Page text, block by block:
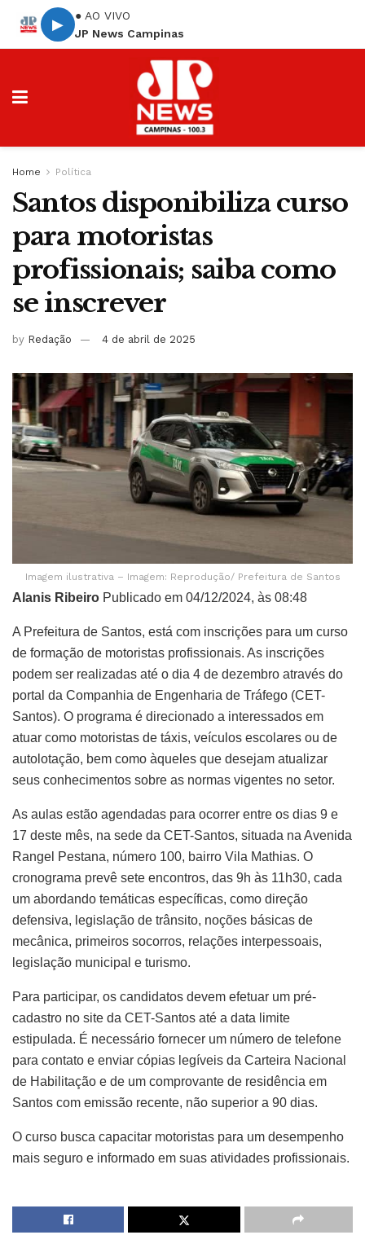
▶
● AO VIVO
JP News Campinas
Home Política
Santos disponibiliza curso
para motoristas
profissionais; saiba como
se inscrever
by Redação 4 de abril de 2025
Imagem ilustrativa – Imagem: Reprodução/ Prefeitura de Santos
Alanis Ribeiro Publicado em 04/12/2024, às 08:48
A Prefeitura de Santos, está com inscrições para um curso
de formação de motoristas profissionais. As inscrições
podem ser realizadas até o dia 4 de dezembro através do
portal da Companhia de Engenharia de Tráfego (CET-
Santos). O programa é direcionado a interessados em
atuar como motoristas de táxis, veículos escolares ou de
autolotação, bem como àqueles que desejam atualizar
seus conhecimentos sobre as normas vigentes no setor.
As aulas estão agendadas para ocorrer entre os dias 9 e
17 deste mês, na sede da CET-Santos, situada na Avenida
Rangel Pestana, número 100, bairro Vila Mathias. O
cronograma prevê sete encontros, das 9h às 11h30, cada
um abordando temáticas específicas, como direção
defensiva, legislação de trânsito, noções básicas de
mecânica, primeiros socorros, relações interpessoais,
legislação municipal e turismo.
Para participar, os candidatos devem efetuar um pré-
cadastro no site da CET-Santos até a data limite
estipulada. É necessário fornecer um número de telefone
para contato e enviar cópias legíveis da Carteira Nacional
de Habilitação e de um comprovante de residência em
Santos com emissão recente, não superior a 90 dias.
O curso busca capacitar motoristas para um desempenho
mais seguro e informado em suas atividades profissionais.